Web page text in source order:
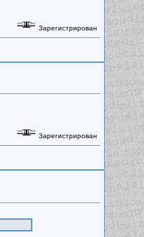
Зарегистрирован
Зарегистрирован